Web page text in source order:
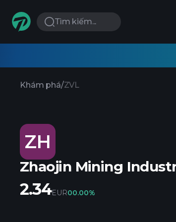
Tìm kiếm...
Khám phá/ZVL
ZH
Zhaojin Mining
2.34EUR00.00%